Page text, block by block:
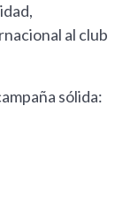
al club
sólida: